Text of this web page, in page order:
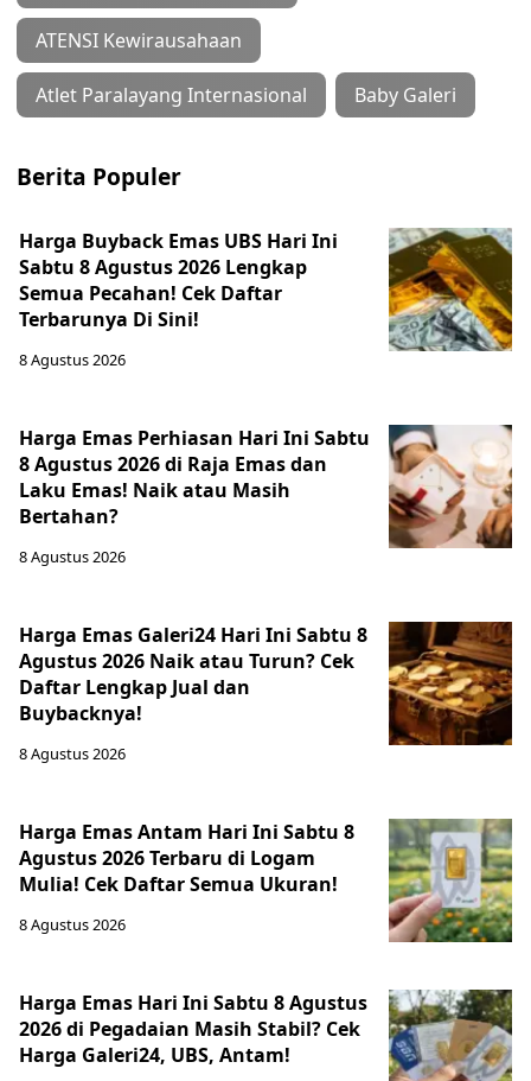
ATENSI Kewirausahaan
Atlet Paralayang Internasional Baby Galeri
Berita Populer
Harga Buyback Emas UBS Hari Ini
Sabtu 8 Agustus 2026 Lengkap
Semua Pecahan! Cek Daftar
Terbarunya Di Sini!
8 Agustus 2026
Harga Emas Perhiasan Hari Ini Sabtu
8 Agustus 2026 di Raja Emas dan
Laku Emas! Naik atau Masih
Bertahan?
8 Agustus 2026
Harga Emas Galeri24 Hari Ini Sabtu 8
Agustus 2026 Naik atau Turun? Cek
Daftar Lengkap Jual dan
Buybacknya!
8 Agustus 2026
Harga Emas Antam Hari Ini Sabtu 8
Agustus 2026 Terbaru di Logam
Mulia! Cek Daftar Semua Ukuran!
8 Agustus 2026
Harga Emas Hari Ini Sabtu 8 Agustus
2026 di Pegadaian Masih Stabil? Cek
Harga Galeri24, UBS, Antam!